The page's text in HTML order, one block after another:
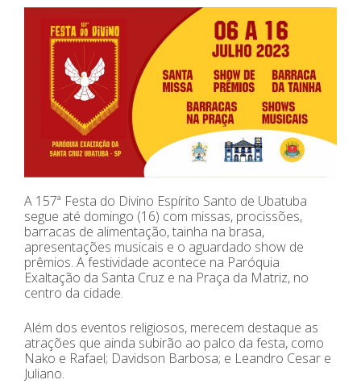
A 157ª Festa do Divino Espírito Santo de Ubatuba
segue até domingo (16) com missas, procissões,
barracas de alimentação, tainha na brasa,
apresentações musicais e o aguardado show de
prêmios. A festividade acontece na Paróquia
Exaltação da Santa Cruz e na Praça da Matriz, no
centro da cidade.
Além dos eventos religiosos, merecem destaque as
atrações que ainda subirão ao palco da festa, como
Nako e Rafael; Davidson Barbosa; e Leandro Cesar e
Juliano.